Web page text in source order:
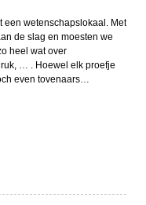
een wetenschapslokaal. Met
de slag en moesten we
heel wat over
… . Hoewel elk proefje
even tovenaars…